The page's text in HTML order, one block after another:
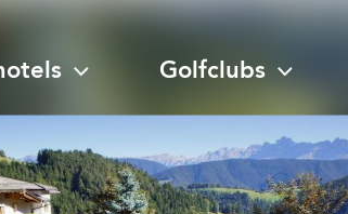
Golfclubs